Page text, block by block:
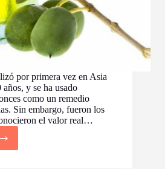
por primera vez en Asia
y se ha usado
como un remedio
Sin embargo, fueron los
el valor real…